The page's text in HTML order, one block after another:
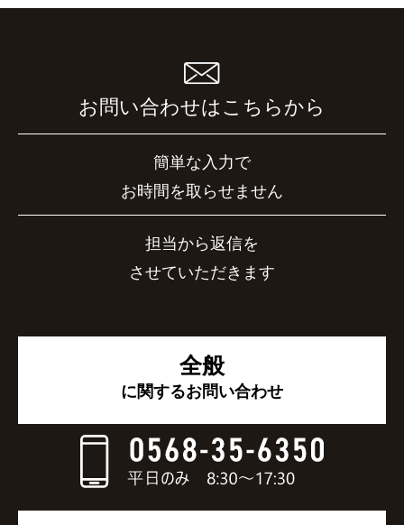
お問い合わせはこちらから
簡単な入力で
お時間を取らせません
担当から返信を
させていただきます
全般
に関するお問い合わせ